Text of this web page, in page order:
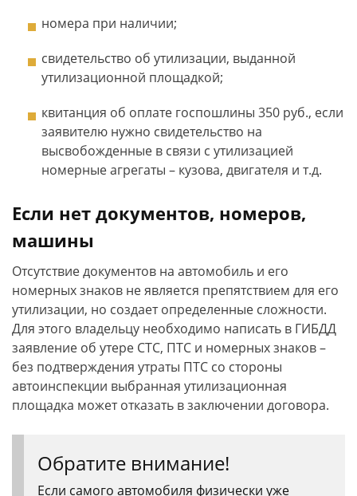
номера при наличии;
свидетельство об утилизации, выданной
утилизационной площадкой;
квитанция об оплате госпошлины 350 руб., если
заявителю нужно свидетельство на
высвобожденные в связи с утилизацией
номерные агрегаты – кузова, двигателя и т.д.
Если нет документов, номеров,
машины
Отсутствие документов на автомобиль и его
номерных знаков не является препятствием для его
утилизации, но создает определенные сложности.
Для этого владельцу необходимо написать в ГИБДД
заявление об утере СТС, ПТС и номерных знаков –
без подтверждения утраты ПТС со стороны
автоинспекции выбранная утилизационная
площадка может отказать в заключении договора.
Обратите внимание!
Если самого автомобиля физически уже